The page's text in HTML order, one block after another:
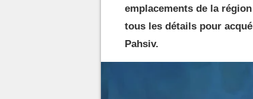
emplacements de la
tous les détails pour
Pahsiv.